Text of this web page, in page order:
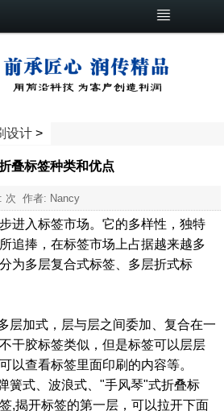
设计 >
叠标签种类和优点
次 作者: Nancy
进入标签市场。它的多样性，独特
追捧，在标签市场上占据越来越多
为多层复合式标签、多层折式标
层加式，层与层之间委加、复合在一
干胶标签类似，但是标签可以层层
以查看标签里面印刷的内容等。
簧式、波浪式、"手风琴"式折叠标
,揭开标签的第一层，可以拉开下面